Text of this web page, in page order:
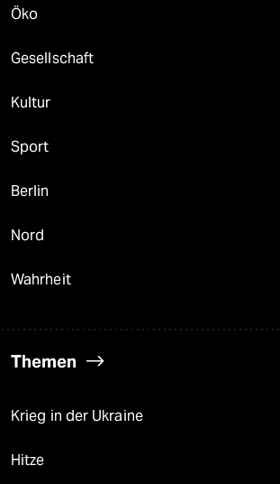
Öko
Gesellschaft
Kultur
Sport
Berlin
Nord
Wahrheit
Themen
Krieg in der Ukraine
Hitze